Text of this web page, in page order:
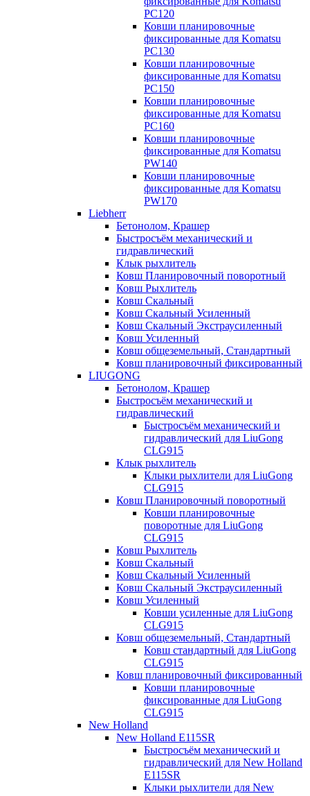
PC120
Ковши планировочные
фиксированные для Komatsu
PC130
Ковши планировочные
фиксированные для Komatsu
PC150
Ковши планировочные
фиксированные для Komatsu
PC160
Ковши планировочные
фиксированные для Komatsu
PW140
Ковши планировочные
фиксированные для Komatsu
PW170
Liebherr
Бетонолом, Крашер
Быстросъём механический и
гидравлический
Клык рыхлитель
Ковш Планировочный поворотный
Ковш Рыхлитель
Ковш Скальный
Ковш Скальный Усиленный
Ковш Скальный Экстраусиленный
Ковш Усиленный
Ковш общеземельный, Стандартный
Ковш планировочный фиксированный
LIUGONG
Бетонолом, Крашер
Быстросъём механический и
гидравлический
Быстросъём механический и
гидравлический для LiuGong
CLG915
Клык рыхлитель
Клыки рыхлители для LiuGong
CLG915
Ковш Планировочный поворотный
Ковши планировочные
поворотные для LiuGong
CLG915
Ковш Рыхлитель
Ковш Скальный
Ковш Скальный Усиленный
Ковш Скальный Экстраусиленный
Ковш Усиленный
Ковши усиленные для LiuGong
CLG915
Ковш общеземельный, Стандартный
Ковш стандартный для LiuGong
CLG915
Ковш планировочный фиксированный
Ковши планировочные
фиксированные для LiuGong
CLG915
New Holland
New Holland E115SR
Быстросъём механический и
гидравлический для New Holland
E115SR
Клыки рыхлители для New